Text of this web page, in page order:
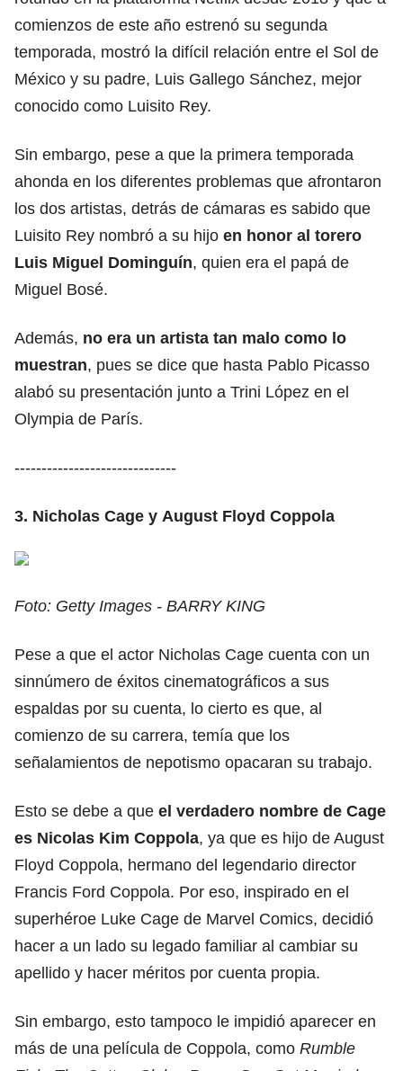
comienzos de este año estrenó su segunda
temporada, mostró la difícil relación entre el Sol de
México y su padre, Luis Gallego Sánchez, mejor
conocido como Luisito Rey.
Sin embargo, pese a que la primera temporada
ahonda en los diferentes problemas que afrontaron
los dos artistas, detrás de cámaras es sabido que
Luisito Rey nombró a su hijo en honor al torero
Luis Miguel Dominguín, quien era el papá de
Miguel Bosé.
Además, no era un artista tan malo como lo
muestran, pues se dice que hasta Pablo Picasso
alabó su presentación junto a Trini López en el
Olympia de París.
------------------------------
3. Nicholas Cage y August Floyd Coppola
Foto: Getty Images - BARRY KING
Pese a que el actor Nicholas Cage cuenta con un
sinnúmero de éxitos cinematográficos a sus
espaldas por su cuenta, lo cierto es que, al
comienzo de su carrera, temía que los
señalamientos de nepotismo opacaran su trabajo.
Esto se debe a que el verdadero nombre de Cage
es Nicolas Kim Coppola, ya que es hijo de August
Floyd Coppola, hermano del legendario director
Francis Ford Coppola. Por eso, inspirado en el
superhéroe Luke Cage de Marvel Comics, decidió
hacer a un lado su legado familiar al cambiar su
apellido y hacer méritos por cuenta propia.
Sin embargo, esto tampoco le impidió aparecer en
más de una película de Coppola, como Rumble